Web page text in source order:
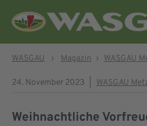
WASGAU › Magazin › WASGAU
24. November 2023 WASGAU
Weihnachtliche